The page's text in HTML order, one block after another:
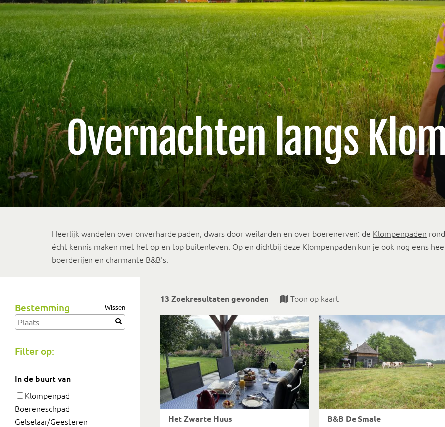
Overnachten langs
Heerlijk wandelen over onverharde paden, dwars door weilanden en over boerenerven: de Klompenpaden
écht kennis maken met het op en top buitenleven. Op en dichtbij deze Klompenpaden kun je ook nog eens
boerderijen en charmante B&B's.
Bestemming Wissen
Filter op:
In de buurt van
Klompenpad
Boereneschpad
Gelselaar/Geesteren
13 Zoekresultaten gevonden Toon op kaart
Het Zwarte Huus B&B De Smale